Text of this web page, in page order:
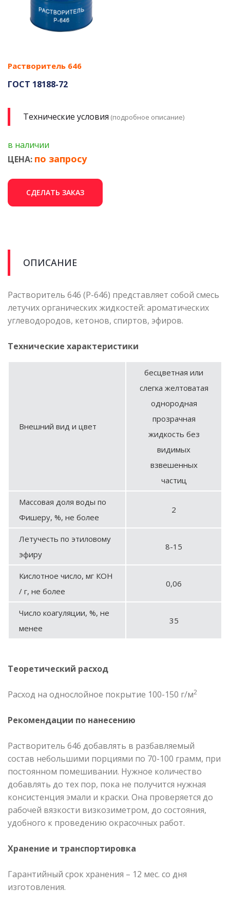
Растворитель 646
ГОСТ 18188-72
Технические условия (подробное описание)
в наличии
ЦЕНА: по запросу
СДЕЛАТЬ ЗАКАЗ
ОПИСАНИЕ
Растворитель 646 (Р-646) представляет собой смесь
летучих органических жидкостей: ароматических
углеводородов, кетонов, спиртов, эфиров.
Технические характеристики
Внешний вид и цвет
бесцветная или
слегка желтоватая
однородная
прозрачная
жидкость без
видимых
взвешенных
частиц
Массовая доля воды по
Фишеру, %, не более
2
Летучесть по этиловому
эфиру
8-15
Кислотное число, мг КОН
/ г, не более
0,06
Число коагуляции, %, не
менее
35
Теоретический расход
Расход на однослойное покрытие 100-150 г/м2
Рекомендации по нанесению
Растворитель 646 добавлять в разбавляемый
состав небольшими порциями по 70-100 грамм, при
постоянном помешивании. Нужное количество
добавлять до тех пор, пока не получится нужная
консистенция эмали и краски. Она проверяется до
рабочей вязкости визкозиметром, до состояния,
удобного к проведению окрасочных работ.
Хранение и транспортировка
Гарантийный срок хранения – 12 мес. со дня
изготовления.